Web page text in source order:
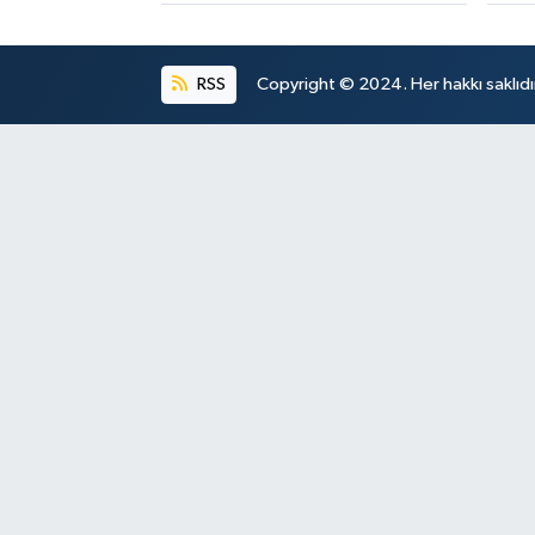
RSS Copyright © 2024. Her hakkı